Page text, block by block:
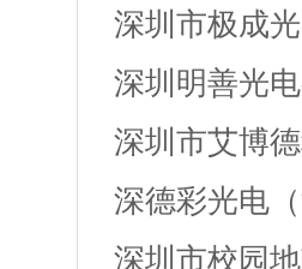
深圳市极成
深圳明善光
深圳市艾博
深德彩光电
深圳市校园